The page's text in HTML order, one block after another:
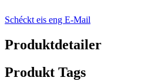
Schéckt eis eng E-Mail
Produktdetailer
Produkt Tags